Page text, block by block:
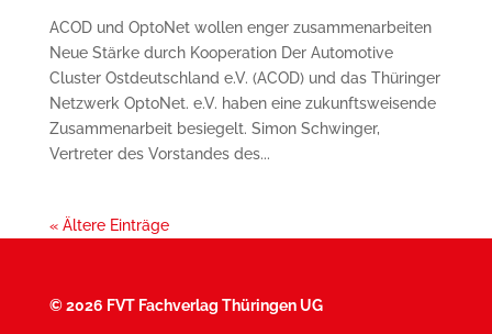
ACOD und OptoNet wollen enger zusammenarbeiten
Neue Stärke durch Kooperation Der Automotive
Cluster Ostdeutschland e.V. (ACOD) und das Thüringer
Netzwerk OptoNet. e.V. haben eine zukunftsweisende
Zusammenarbeit besiegelt. Simon Schwinger,
Vertreter des Vorstandes des...
« Ältere Einträge
©2026 FVT Fachverlag Thüringen UG